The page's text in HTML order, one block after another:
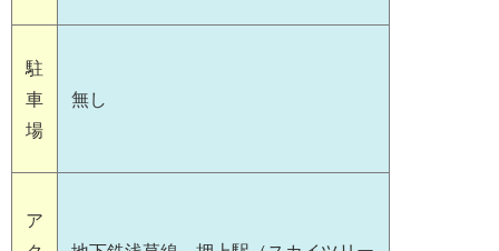
駐
車
場
無し
ア